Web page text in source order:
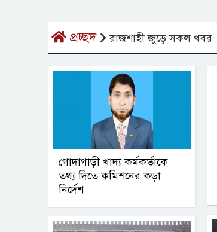
প্রচ্ছদ রাজশাহী জুড়ে সকল খবর
গোদাগাড়ী খাদ্য কর্মকর্তাকে
তথ্য দিতে কমিশনের কড়া
নির্দেশ